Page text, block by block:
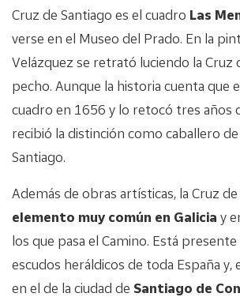
Cruz de Santiago es el cuadro Las
verse en el Museo del Prado. En la
Velázquez se retrató luciendo la Cruz
pecho. Aunque la historia cuenta que
cuadro en 1656 y lo retocó tres años
recibió la distinción como caballero
Santiago.
Además de obras artísticas, la Cruz
elemento muy común en Galicia y
los que pasa el Camino. Está
escudos heráldicos de toda España
en el de la ciudad de Santiago de